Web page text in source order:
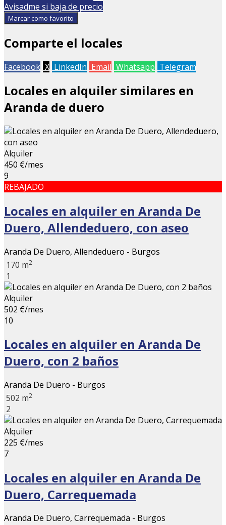
−
Avisadme si baja de precio
Marcar como favorito
Comparte el locales
Facebook X LinkedIn Email Whatsapp Telegram
Locales en alquiler similares en
Aranda de duero
Alquiler
450 €/mes
9
REBAJADO
Locales en alquiler en Aranda De
Duero, Allendeduero, con aseo
Aranda De Duero, Allendeduero - Burgos
170 m2
1
Alquiler
502 €/mes
10
Locales en alquiler en Aranda De
Duero, con 2 baños
Aranda De Duero - Burgos
502 m2
2
Alquiler
225 €/mes
7
Locales en alquiler en Aranda De
Duero, Carrequemada
Aranda De Duero, Carrequemada - Burgos